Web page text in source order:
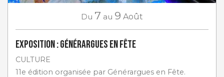
Du 7 au 9 Août
Exposition : Générargues en Fête
CULTURE
11e édition organisée par Générargues en Fête.